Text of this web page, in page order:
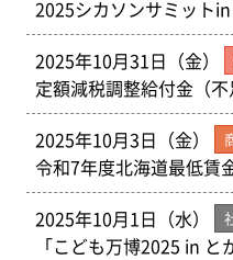
2025シカソンサミット
2025年10月31日（金）
定額減税調整給付金（
2025年10月3日（金）
令和7年度北海道最低賃
2025年10月1日（水）
「こども万博2025 in